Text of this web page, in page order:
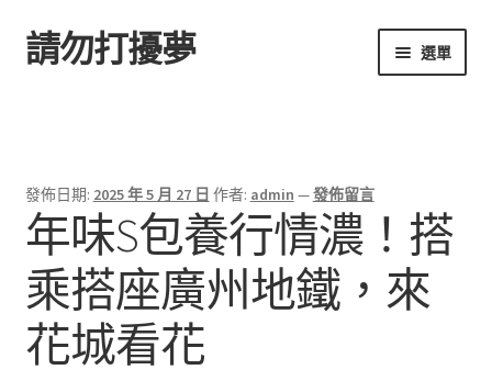
跳
至
跳
至
請勿打擾夢 選單
發佈日期: 2025 年 5 月 27 日 作者: admin —發佈留言
年味S包養行情濃！搭
乘搭座廣州地鐵，來
花城看花